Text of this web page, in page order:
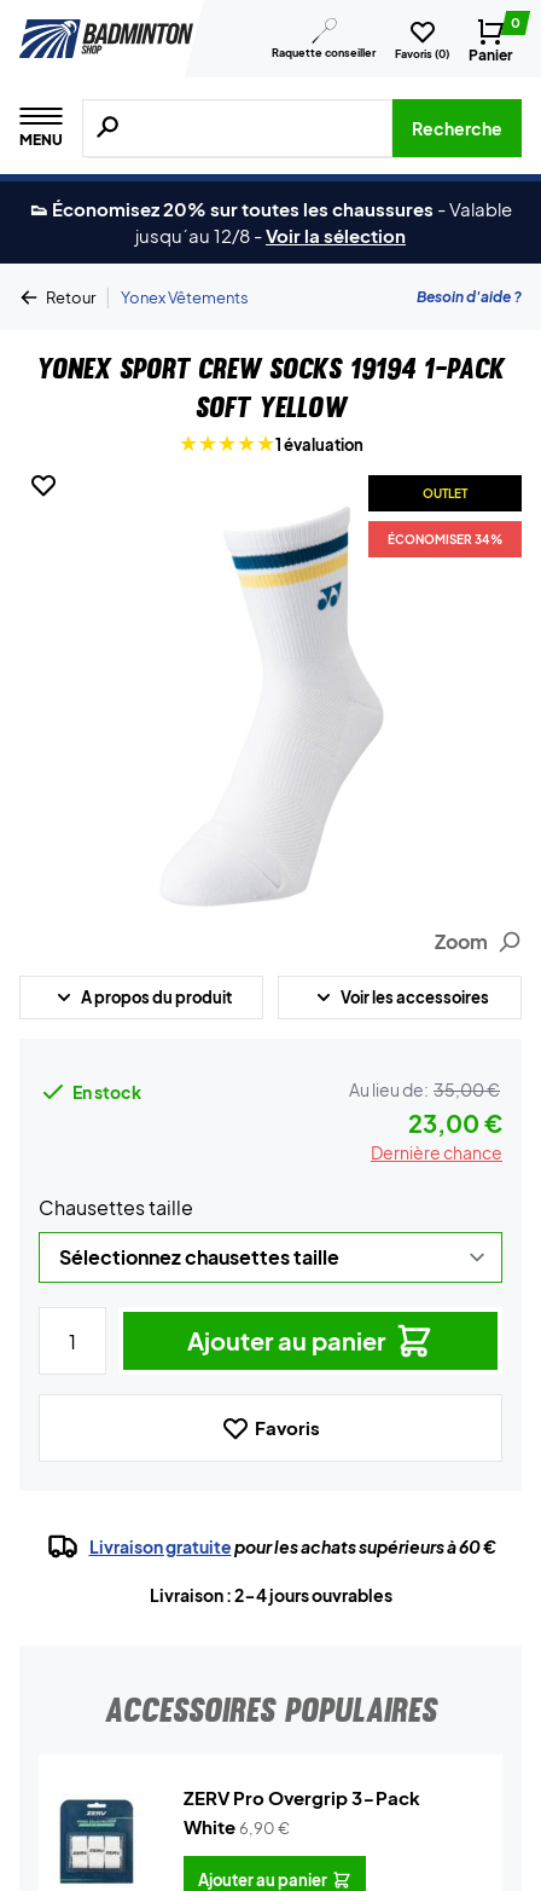
Raquette conseiller Favoris (0)
0
Panier
MENU
Recherche de produits, de marques, etc.
Recherche
👟 Économisez 20% sur toutes les chaussures -Valable
jusqu´au 12/8 -Voir la sélection
Retour | Yonex Vêtements Besoin d'aide ?
Yonex Sport Crew Socks 19194 1-Pack
Soft Yellow
1 évaluation
OUTLET
ÉCONOMISER 34%
Zoom
A propos du produit Voir les accessoires
En stock Au lieu de: 35,00 €
23,00 €
Dernière chance
Chausettes taille
Ajouter au panier
Favoris
Livraison gratuitepour les achats supérieurs à 60 €
Livraison : 2-4 jours ouvrables
ACCESSOIRES POPULAIRES
ZERV Pro Overgrip 3-Pack
White6,90€
Ajouter au panier